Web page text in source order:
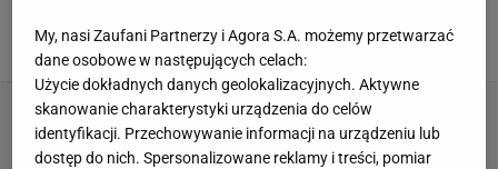
GRZYBIARZE GRZYBOBRANIE GRZYBY
My, nasi Zaufani Partnerzy i Agora S.A. możemy przetwarzać
dane osobowe w następujących celach:
Użycie dokładnych danych geolokalizacyjnych. Aktywne
skanowanie charakterystyki urządzenia do celów
identyfikacji. Przechowywanie informacji na urządzeniu lub
dostęp do nich. Spersonalizowane reklamy i treści, pomiar